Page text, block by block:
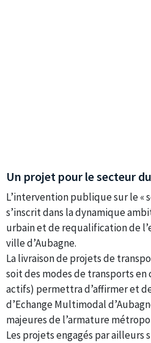
Un projet pour le secteur du
L’intervention publique sur le «
s’inscrit dans la dynamique
urbain et de requalification de
ville d’Aubagne.
La livraison de projets de
soit des modes de transports en
actifs) permettra d’affirmer et
d’Echange Multimodal
majeures de l’armature
Les projets engagés par ailleurs